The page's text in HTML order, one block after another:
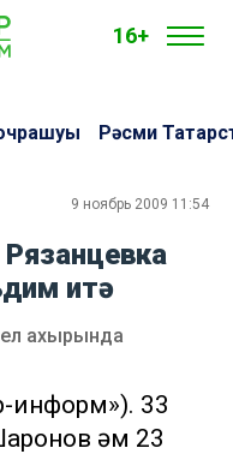
16+
Рәсми
9 ноябрь 2009 11:54
Рязанцевка
итә
ел ахырында
информ»). 33
һәм 23